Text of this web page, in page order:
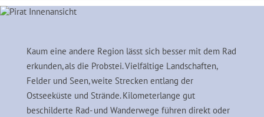
Kaum eine andere Region lässt sich besser mit dem Rad
erkunden, als die Probstei. Vielfältige Landschaften,
Felder und Seen, weite Strecken entlang der
Ostseeküste und Strände. Kilometerlange gut
beschilderte Rad- und Wanderwege führen direkt oder